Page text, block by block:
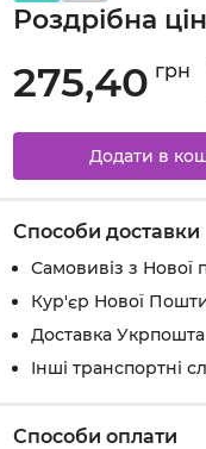
Роздрібна
275,40 грн
Додати в
Способи доставки
Самовивіз з Нової
Кур'єр Нової
Доставка Укрпошта
Інші транспортні
Способи оплати